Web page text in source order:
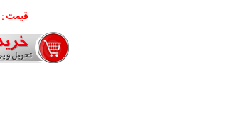
قیمت :